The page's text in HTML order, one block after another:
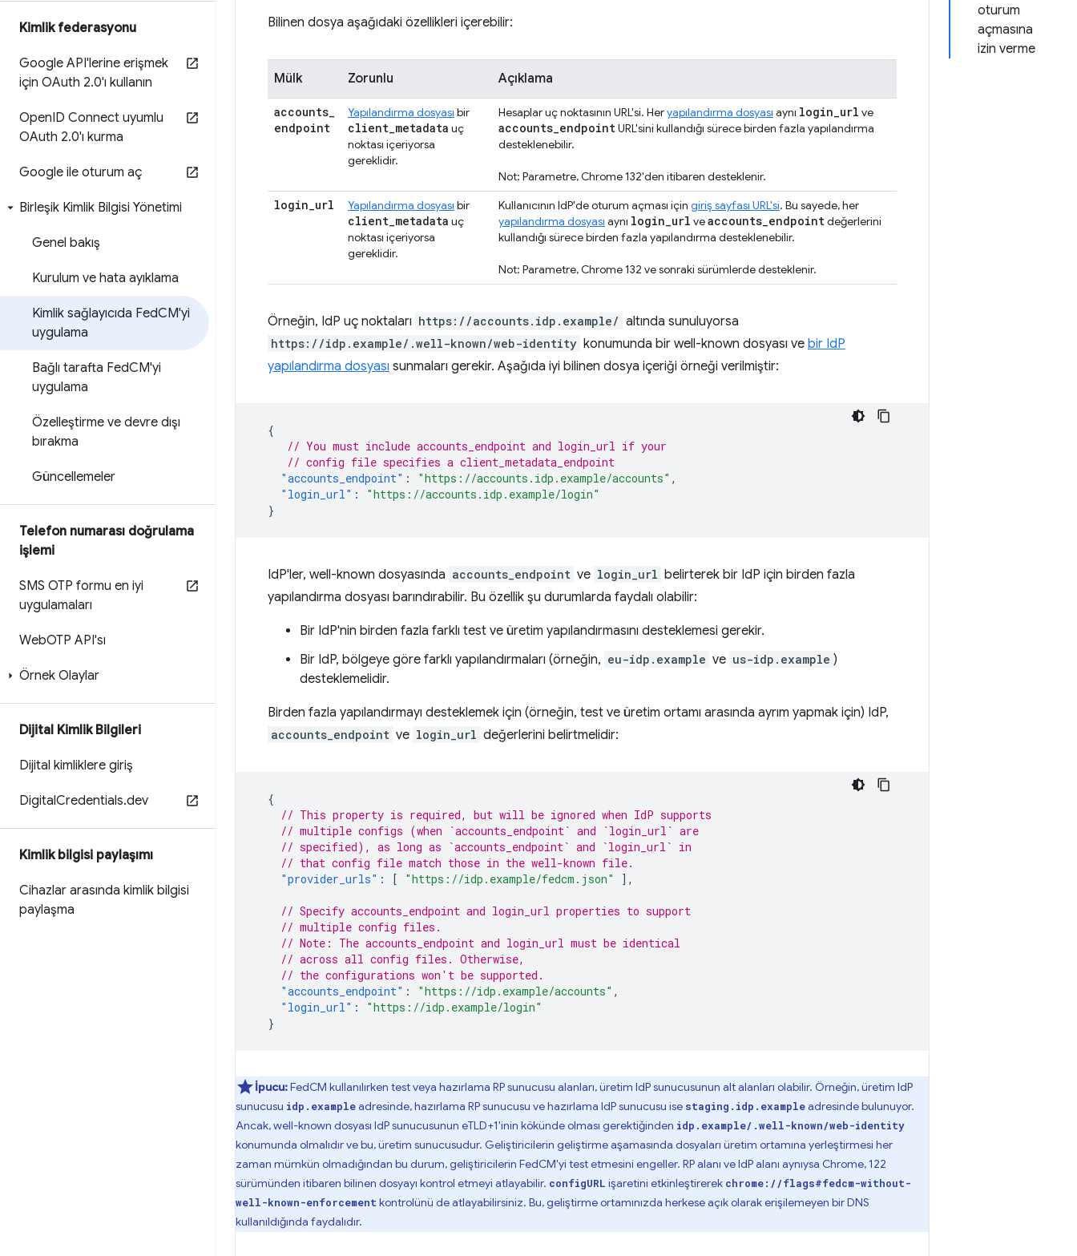
Kimlik federasyonu
Google API'lerine erişmek
için OAuth 2.0'ı kullanın
OpenID Connect uyumlu
OAuth 2.0'ı kurma
Google ile oturum aç
Birleşik Kimlik Bilgisi Yönetimi
Genel bakış
Kurulum ve hata ayıklama
Kimlik sağlayıcıda FedCM'yi
uygulama
Bağlı tarafta FedCM'yi
uygulama
Özelleştirme ve devre dışı
bırakma
Güncellemeler
Telefon numarası doğrulama
işlemi
SMS OTP formu en iyi
uygulamaları
WebOTP API'sı
Örnek Olaylar
Dijital Kimlik Bilgileri
Dijital kimliklere giriş
DigitalCredentials.dev
Kimlik bilgisi paylaşımı
Cihazlar arasında kimlik bilgisi
paylaşma
oturum
açmasına
izin verme
Bilinen dosya aşağıdaki özellikleri içerebilir:
Mülk Zorunlu Açıklama
accounts_
endpoint
Yapılandırma dosyası bir
client_metadata uç
noktası içeriyorsa
gereklidir.
Hesaplar uç noktasının URL'si. Heryapılandırma dosyası aynı login_url ve
accounts_endpointURL'sini kullandığı sürece birden fazla yapılandırma
desteklenebilir.
Not: Parametre, Chrome 132'den itibaren desteklenir.
login_url Yapılandırma dosyası bir
client_metadata uç
noktası içeriyorsa
gereklidir.
Kullanıcının IdP'de oturum açması için giriş sayfası URL'si. Bu sayede, her
yapılandırma dosyası aynı login_url veaccounts_endpointdeğerlerini
kullandığı sürece birden fazla yapılandırma desteklenebilir.
Not: Parametre, Chrome 132 ve sonraki sürümlerde desteklenir.
Örneğin, IdP uç noktaları https://accounts.idp.example/ altında sunuluyorsa
https://idp.example/.well-known/web-identity konumunda bir well-known dosyası ve bir IdP
yapılandırma dosyası sunmaları gerekir. Aşağıda iyi bilinen dosya içeriği örneği verilmiştir:
{
// You must include accounts_endpoint and login_url if your
// config file specifies a client_metadata_endpoint
"accounts_endpoint" : "https://accounts.idp.example/accounts" ,
"login_url" :
"https://accounts.idp.example/login"
}
IdP'ler, well-known dosyasında accounts_endpoint ve login_url belirterek bir IdP için birden fazla
yapılandırma dosyası barındırabilir. Bu özellik şu durumlarda faydalı olabilir:
Bir IdP'nin birden fazla farklı test ve üretim yapılandırmasını desteklemesi gerekir.
Bir IdP, bölgeye göre farklı yapılandırmaları (örneğin, eu-idp.example ve us-idp.example )
desteklemelidir.
Birden fazla yapılandırmayı desteklemek için (örneğin, test ve üretim ortamı arasında ayrım yapmak için) IdP,
accounts_endpoint ve login_url değerlerini belirtmelidir:
{
// This property is required, but will be ignored when IdP supports
// multiple configs (when `accounts_endpoint` and `login_url` are
// specified), as long as `accounts_endpoint` and `login_url` in
// that config file match those in the well-known file.
"provider_urls" : [ "https://idp.example/fedcm.json" ],
// Specify accounts_endpoint and login_url properties to support
// multiple config files.
// Note: The accounts_endpoint and login_url must be identical
// across all config files. Otherwise,
// the configurations won't be supported.
"accounts_endpoint" : "https://idp.example/accounts" ,
"login_url" :
"https://idp.example/login"
}
İpucu:FedCM kullanılırken test veya hazırlama RP sunucusu alanları, üretim IdP sunucusunun alt alanları olabilir. Örneğin, üretim IdP
sunucusu idp.exampleadresinde, hazırlama RP sunucusu ve hazırlama IdP sunucusu ise staging.idp.exampleadresinde bulunuyor.
Ancak, well-known dosyası IdP sunucusunun eTLD+1'inin kökünde olması gerektiğinden idp.example/.well-known/web-identity
konumunda olmalıdır ve bu, üretim sunucusudur. Geliştiricilerin geliştirme aşamasında dosyaları üretim ortamına yerleştirmesi her
zaman mümkün olmadığından bu durum, geliştiricilerin FedCM'yi test etmesini engeller. RP alanı ve IdP alanı aynıysa Chrome, 122
sürümünden itibaren bilinen dosyayı kontrol etmeyi atlayabilir. configURL işaretini etkinleştirerek chrome://flags#fedcm-without-
well-known-enforcement kontrolünü de atlayabilirsiniz. Bu, geliştirme ortamınızda herkese açık olarak erişilemeyen bir DNS
kullanıldığında faydalıdır.